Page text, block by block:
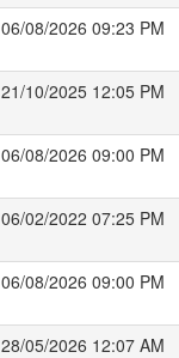
06/08/2026 09:23 PM
21/10/2025 12:05 PM
06/08/2026 09:00 PM
06/02/2022 07:25 PM
06/08/2026 09:00 PM
28/05/2026 12:07 AM